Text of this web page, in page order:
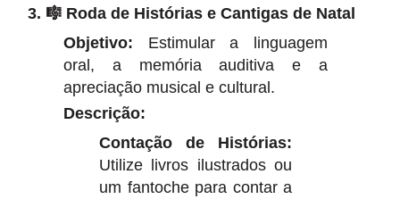
3. 🎼 Roda de Histórias e Cantigas de Natal
Objetivo: Estimular a linguagem
oral, a memória auditiva e a
apreciação musical e cultural.
Descrição:
Contação de Histórias:
Utilize livros ilustrados ou
um fantoche para contar a